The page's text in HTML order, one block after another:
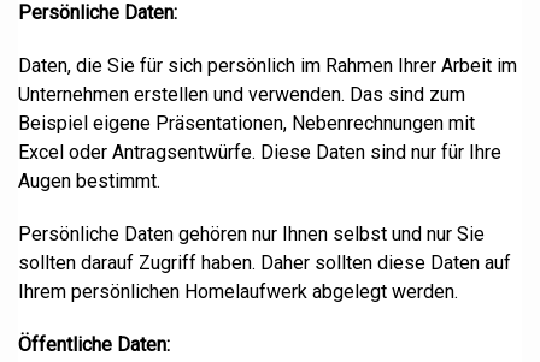
Persönliche Daten:
Daten, die Sie für sich persönlich im Rahmen Ihrer Arbeit im
Unternehmen erstellen und verwenden. Das sind zum
Beispiel eigene Präsentationen, Nebenrechnungen mit
Excel oder Antragsentwürfe. Diese Daten sind nur für Ihre
Augen bestimmt.
Persönliche Daten gehören nur Ihnen selbst und nur Sie
sollten darauf Zugriff haben. Daher sollten diese Daten auf
Ihrem persönlichen Homelaufwerk abgelegt werden.
Öffentliche Daten: